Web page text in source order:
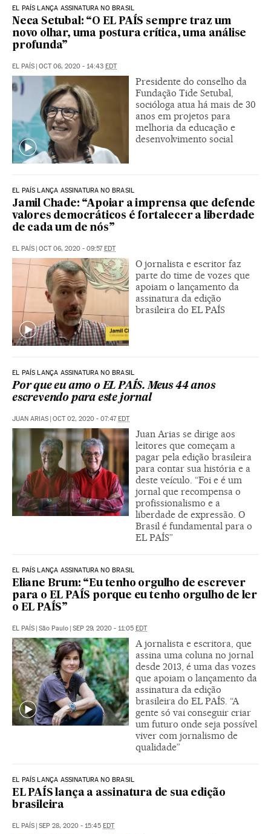
EL PAÍS LANÇA ASSINATURA NO BRASIL
Neca Setubal: “O EL PAÍS sempre traz um
novo olhar, uma postura crítica, uma análise
profunda”
EL PAÍS | OCT 06, 2020 - 14:43 EDT
Presidente do conselho da
Fundação Tide Setubal,
socióloga atua há mais de 30
anos em projetos para
melhoria da educação e
desenvolvimento social
EL PAÍS LANÇA ASSINATURA NO BRASIL
Jamil Chade: “Apoiar a imprensa que defende
valores democráticos é fortalecer a liberdade
de cada um de nós”
EL PAÍS | OCT 06, 2020 - 09:57EDT
O jornalista e escritor faz
parte do time de vozes que
apoiam o lançamento da
assinatura da edição
brasileira do EL PAÍS
EL PAÍS LANÇA ASSINATURA NO BRASIL
Por que eu amo o EL PAÍS. Meus 44 anos
escrevendo para este jornal
JUAN ARIAS | OCT 02, 2020 - 07:47EDT
Juan Arias se dirige aos
leitores que começam a
pagar pela edição brasileira
para contar sua história e a
deste veículo. “Foi e é um
jornal que recompensa o
profissionalismo e a
liberdade de expressão. O
Brasil é fundamental para o
EL PAÍS”
EL PAÍS LANÇA ASSINATURA NO BRASIL
Eliane Brum: “Eu tenho orgulho de escrever
para o EL PAÍS porque eu tenho orgulho de ler
o EL PAÍS”
EL PAÍS | São Paulo | SEP 29, 2020 - 11:05 EDT
A jornalista e escritora, que
assina uma coluna no jornal
desde 2013, é uma das vozes
que apoiam o lançamento da
assinatura da edição
brasileira do EL PAÍS. “A
gente só vai conseguir criar
um futuro onde seja possível
viver com jornalismo de
qualidade”
EL PAÍS LANÇA ASSINATURA NO BRASIL
EL PAÍS lança a assinatura de sua edição
brasileira
EL PAÍS | SEP 28, 2020 - 15:45 EDT